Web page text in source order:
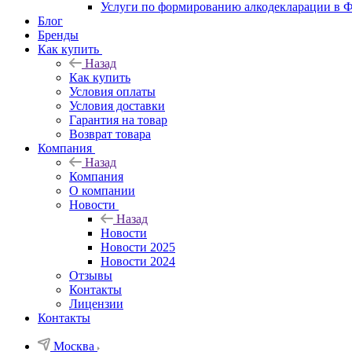
Услуги по формированию алкодекларации в
Блог
Бренды
Как купить
Назад
Как купить
Условия оплаты
Условия доставки
Гарантия на товар
Возврат товара
Компания
Назад
Компания
О компании
Новости
Назад
Новости
Новости 2025
Новости 2024
Отзывы
Контакты
Лицензии
Контакты
Москва